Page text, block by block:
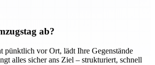
ab?
pünktlich vor Ort, lädt Ihre Gegenstände
alles sicher ans Ziel – strukturiert, schnell